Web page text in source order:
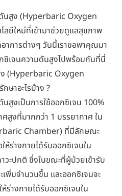
นสูง (Hyperbaric Oxygen
ลยีใหม่ที่เข้ามาช่วยดูแลสุขภาพ
าการต่างๆ วันนี้เราขอพาคุณมา
ซิเจนความดันสูงไปพร้อมกันที่นี่
(Hyperbaric Oxygen
ษาอะไรบ้าง ?
สูงเป็นการใช้ออกซิเจน 100%
สูงที่มากกว่า 1 บรรยากาศ ใน
Chamber) ที่มีลักษณะ
ร่างกายได้รับออกซิเจนใน
ะปกติ ซึ่งในขณะที่ผู้ป่วยเข้ารับ
พิ่มจำนวนขึ้น และออกซิเจนจะ
ร่างกายได้รับออกซิเจนใน